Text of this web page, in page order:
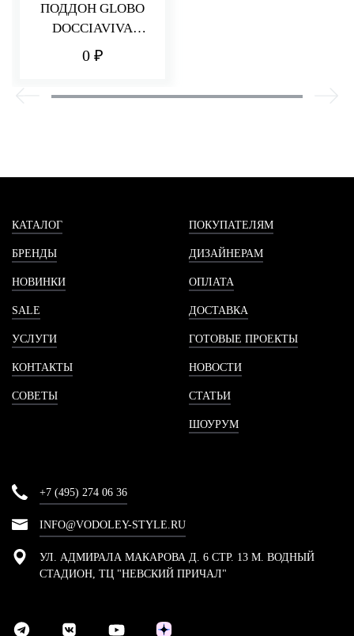
ПОДДОН GLOBO
DOCCIAVIVA
DV080.BI
0 ₽
КАТАЛОГ
БРЕНДЫ
НОВИНКИ
SALE
УСЛУГИ
КОНТАКТЫ
СОВЕТЫ
ПОКУПАТЕЛЯМ
ДИЗАЙНЕРАМ
ОПЛАТА
ДОСТАВКА
ГОТОВЫЕ ПРОЕКТЫ
НОВОСТИ
СТАТЬИ
ШОУРУМ
+7 (495) 274 06 36
INFO@VODOLEY-STYLE.RU
УЛ. АДМИРАЛА МАКАРОВА Д. 6 СТР. 13 М. ВОДНЫЙ
СТАДИОН, ТЦ "НЕВСКИЙ ПРИЧАЛ"